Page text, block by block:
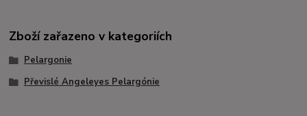
Zboží zařazeno v kategoriích
Pelargonie
Převislé Angeleyes Pelargónie